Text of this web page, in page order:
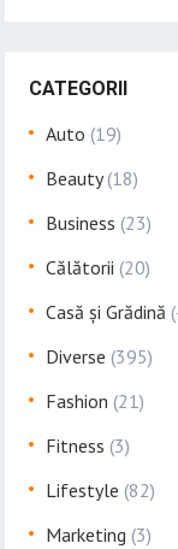
CATEGORII
Auto (19)
Beauty(18)
Business (23)
Călătorii (20)
Casă și Grădină
Diverse (395)
Fashion (21)
Fitness (3)
Lifestyle (82)
Marketing (3)